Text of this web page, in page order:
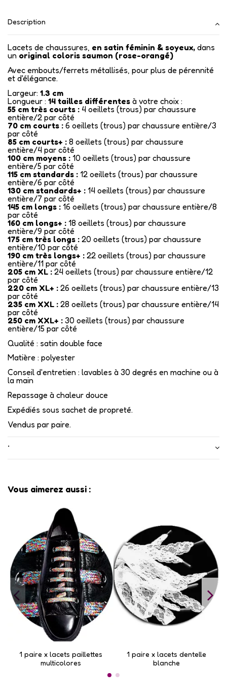
Description
Lacets de chaussures, en satin féminin & soyeux, dans
un original coloris saumon (rose-orangé)
Avec embouts/ferrets métallisés, pour plus de pérennité
et d'élégance.
Largeur: 1.3 cm
Longueur : 14 tailles différentes à votre choix :
55 cm très courts : 4 oeillets (trous) par chaussure
entière/2 par côté
70 cm courts : 6 oeillets (trous) par chaussure entière/3
par côté
85 cm courts+ : 8 oeillets (trous) par chaussure
entière/4 par côté
100 cm moyens : 10 oeillets (trous) par chaussure
entière/5 par côté
115 cm standards : 12 oeillets (trous) par chaussure
entière/6 par côté
130 cm standards+ : 14 oeillets (trous) par chaussure
entière/7 par côté
145 cm longs : 16 oeillets (trous) par chaussure entière/8
par côté
160 cm longs+ : 18 oeillets (trous) par chaussure
entière/9 par côté
175 cm très longs : 20 oeillets (trous) par chaussure
entière/10 par côté
190 cm très longs+ : 22 oeillets (trous) par chaussure
entière/11 par côté
205 cm XL : 24 oeillets (trous) par chaussure entière/12
par côté
220 cm XL+ : 26 oeillets (trous) par chaussure entière/13
par côté
235 cm XXL : 28 oeillets (trous) par chaussure entière/14
par côté
250 cm XXL+ : 30 oeillets (trous) par chaussure
entière/15 par côté
Qualité : satin double face
Matière : polyester
Conseil d'entretien : lavables à 30 degrés en machine ou à
la main
Repassage à chaleur douce
Expédiés sous sachet de propreté.
Vendus par paire.
•
Vous aimerez aussi :
1 paire x lacets paillettes
multicolores
1 paire x lacets dentelle
blanche